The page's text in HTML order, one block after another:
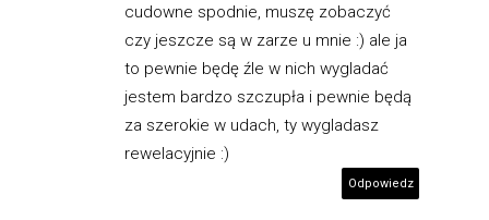
cudowne spodnie, muszę zobaczyć
czy jeszcze są w zarze u mnie :) ale ja
to pewnie będę źle w nich wygladać
jestem bardzo szczupła i pewnie będą
za szerokie w udach, ty wygladasz
rewelacyjnie :)
Odpowiedz